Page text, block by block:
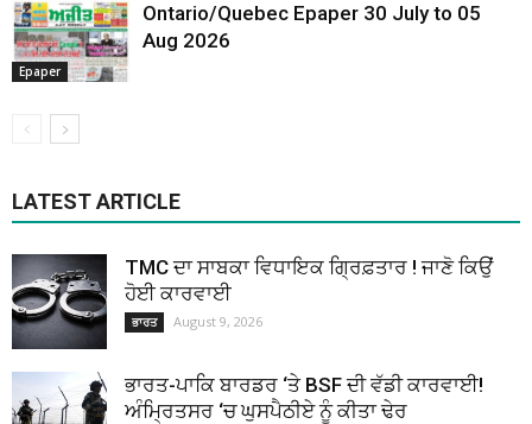
Epaper
Ontario/Quebec Epaper 30 July to 05
Aug 2026
LATEST ARTICLE
TMC ਦਾ ਸਾਬਕਾ ਵਿਧਾਇਕ ਗ੍ਰਿਫ਼ਤਾਰ ! ਜਾਣੋ ਕਿਉਂ
ਹੋਈ ਕਾਰਵਾਈ
ਭਾਰਤ August 9, 2026
ਭਾਰਤ-ਪਾਕਿ ਬਾਰਡਰ ‘ਤੇ BSF ਦੀ ਵੱਡੀ ਕਾਰਵਾਈ!
ਅੰਮ੍ਰਿਤਸਰ ‘ਚ ਘੁਸਪੈਠੀਏ ਨੂੰ ਕੀਤਾ ਢੇਰ